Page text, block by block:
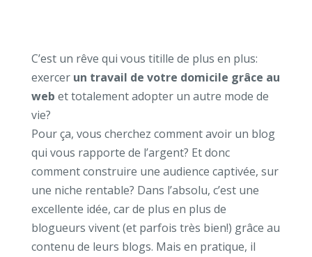
C’est un rêve qui vous titille de plus en plus:
exercer un travail de votre domicile grâce au
web et totalement adopter un autre mode de
vie?
Pour ça, vous cherchez comment avoir un blog
qui vous rapporte de l’argent? Et donc
comment construire une audience captivée, sur
une niche rentable? Dans l’absolu, c’est une
excellente idée, car de plus en plus de
blogueurs vivent (et parfois très bien!) grâce au
contenu de leurs blogs. Mais en pratique, il